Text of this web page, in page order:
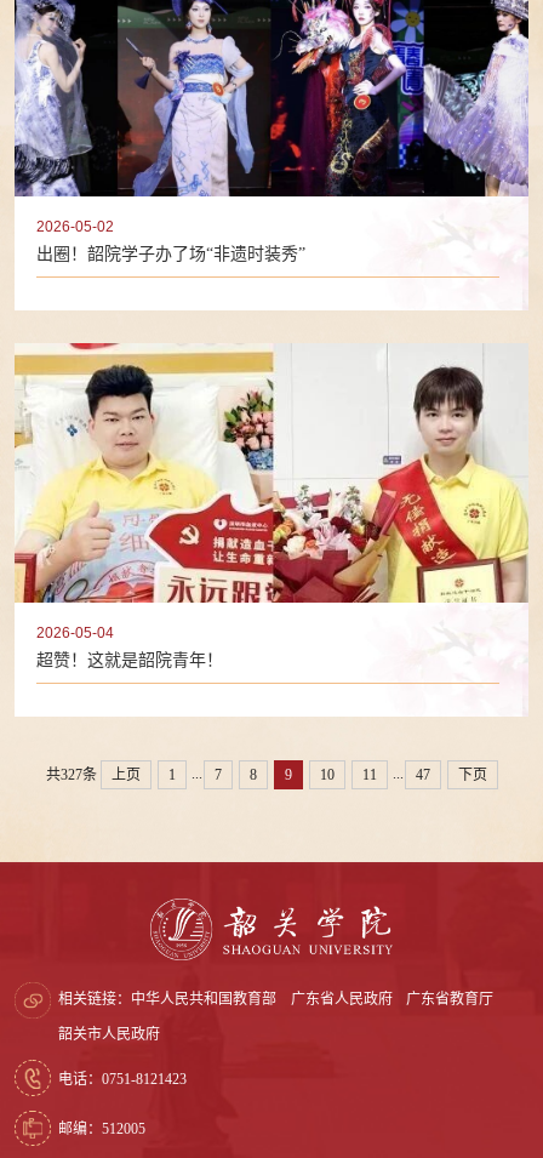
2026-05-02
出圈！韶院学子办了场“非遗时装秀”
2026-05-04
超赞！这就是韶院青年！
共327条 上页 1 ... 7 8 9 10 11 ... 47 下页
相关链接： 中华人民共和国教育部 广东省人民政府 广东省教育厅
韶关市人民政府
电话：0751-8121423
邮编：512005